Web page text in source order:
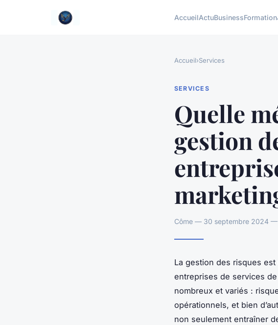
AccueilActuBusinessFormation
Accueil›Services
SERVICES
Quelle
gestion
Côme — 30 septembre 2024 —
La gestion des risques
entreprises de services
nombreux et variés :
opérationnels, et bien
non seulement entraîner